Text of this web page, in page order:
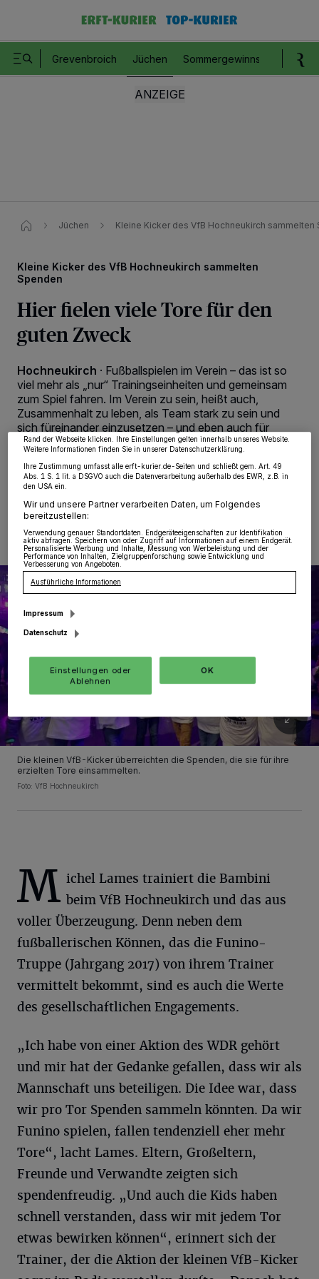
Grevenbroich Jüchen Sommergewinnspiel
Jüchen Kleine Kicker des VfB Hochneukirch sammelten
Kleine Kicker des VfB Hochneukirch sammelten
Spenden
Hier fielen viele Tore für den
guten Zweck
Hochneukirch · Fußballspielen im Verein – das ist so
viel mehr als „nur“ Trainingseinheiten und gemeinsam
zum Spiel fahren. Im Verein zu sein, heißt auch,
Zusammenhalt zu leben, als Team stark zu sein und
sich füreinander einzusetzen – und eben auch für
andere.
25.02.2024 , 08:00 Uhr 2 Minuten Lesezeit
Die kleinen VfB-Kicker überreichten die Spenden, die sie für ihre
erzielten Tore einsammelten.
Foto: VfB Hochneukirch
M ichel Lames trainiert die Bambini
beim VfB Hochneukirch und das aus
voller Überzeugung. Denn neben dem
fußballerischen Können, das die Funino-
Truppe (Jahrgang 2017) von ihrem Trainer
vermittelt bekommt, sind es auch die Werte
des gesellschaftlichen Engagements.
„Ich habe von einer Aktion des WDR gehört
und mir hat der Gedanke gefallen, dass wir als
Mannschaft uns beteiligen. Die Idee war, dass
wir pro Tor Spenden sammeln könnten. Da wir
Funino spielen, fallen tendenziell eher mehr
Tore“, lacht Lames. Eltern, Großeltern,
Freunde und Verwandte zeigten sich
spendenfreudig. „Und auch die Kids haben
schnell verstanden, dass wir mit jedem Tor
etwas bewirken können“, erinnert sich der
Trainer, der die Aktion der kleinen VfB-Kicker
wie Browserdaten oder eindeutige Kennungen auf Ihrem Gerät zu. Durch Auswahl
von OK aktivieren Sie Tracking-Technologien für die unter „Wir und unsere
Partner verarbeiten Daten, um Ihnen Dienste bereitzustellen“ aufgeführten
Zwecke. Wenn Tracker deaktiviert sind, sind manche Inhalte und Anzeigen
möglicherweise nicht mehr so relevant für Sie. Sie können dieses Menü jederzeit
wieder aufrufen, um Ihre Einstellungen zu ändern oder Ihre Einwilligung zu
widerrufen, indem Sie auf den Link Einstellungen oder Ablehnen am unteren
Rand der Webseite klicken. Ihre Einstellungen gelten innerhalb unseres Website.
Weitere Informationen finden Sie in unserer Datenschutzerklärung.
Ihre Zustimmung umfasst alle erft-kurier.de-Seiten und schließt gem. Art. 49
Abs. 1 S. 1 lit. a DSGVO auch die Datenverarbeitung außerhalb des EWR, z.B. in
den USA ein.
Wir und unsere Partner verarbeiten Daten, um Folgendes
bereitzustellen:
Verwendung genauer Standortdaten. Endgeräteeigenschaften zur Identifikation
aktiv abfragen. Speichern von oder Zugriff auf Informationen auf einem Endgerät.
Personalisierte Werbung und Inhalte, Messung von Werbeleistung und der
Performance von Inhalten, Zielgruppenforschung sowie Entwicklung und
Verbesserung von Angeboten.
Ausführliche Informationen
Impressum
Datenschutz
Einstellungen oder
Ablehnen
OK